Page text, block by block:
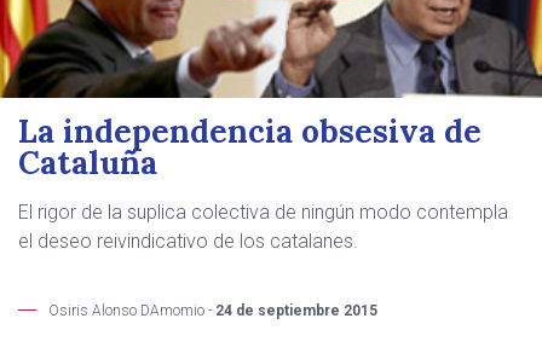
La independencia obsesiva de
Cataluña
El rigor de la suplica colectiva de ningún modo contempla
el deseo reivindicativo de los catalanes.
Osiris Alonso DAmomio - 24 de septiembre 2015